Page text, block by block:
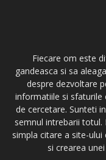
Fiecare om este
gandeasca si sa
despre dezvoltare
informatiile si sfaturile
de cercetare. Sunteti
semnul intrebarii
simpla citare a site-
si crearea